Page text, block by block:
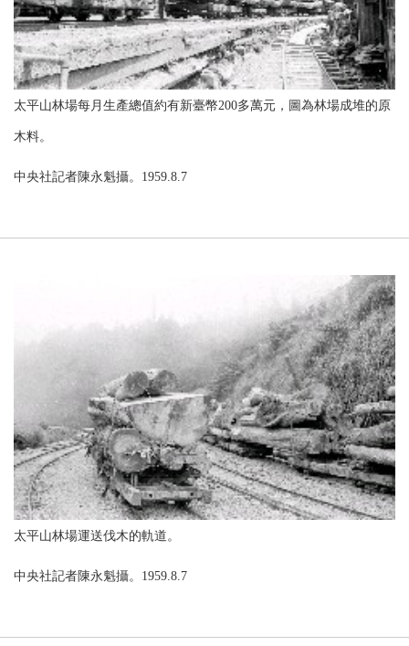
太平山林場每月生產總值約有新臺幣200多萬元，圖為林場成堆的原
木料。
中央社記者陳永魁攝。1959.8.7
太平山林場運送伐木的軌道。
中央社記者陳永魁攝。1959.8.7